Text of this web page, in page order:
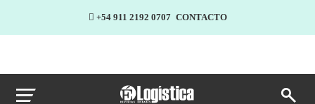
+54 911 2192 0707 CONTACTO